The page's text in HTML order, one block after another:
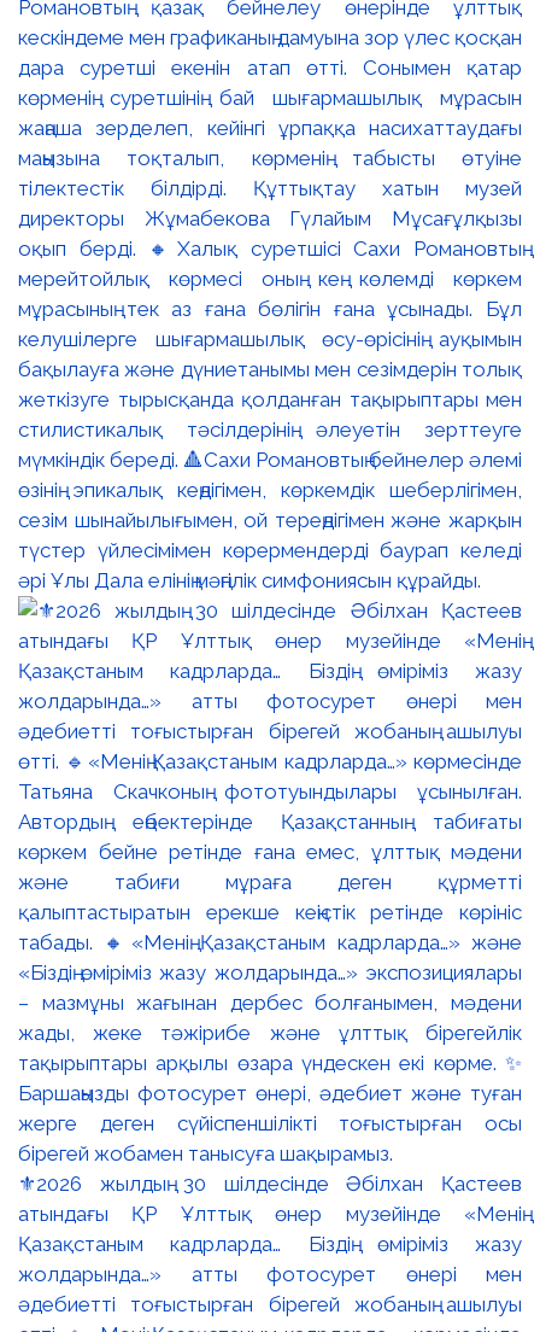
Романовтың қазақ бейнелеу өнерінде ұлттық
кескіндеме мен графиканың дамуына зор үлес қосқан
дара суретші екенін атап өтті. Сонымен қатар
көрменің суретшінің бай шығармашылық мұрасын
жаңаша зерделеп, кейінгі ұрпаққа насихаттаудағы
маңызына тоқталып, көрменің табысты өтуіне
тілектестік білдірді. Құттықтау хатын музей
директоры Жұмабекова Гүлайым Мұсағұлқызы
оқып берді. 🔸Халық суретшісі Сахи Романовтың
мерейтойлық көрмесі оның кең көлемді көркем
мұрасының тек аз ғана бөлігін ғана ұсынады. Бұл
келушілерге шығармашылық өсу-өрісінің ауқымын
бақылауға және дүниетанымы мен сезімдерін толық
жеткізуге тырысқанда қолданған тақырыптары мен
стилистикалық тәсілдерінің әлеуетін зерттеуге
мүмкіндік береді. 🔺Сахи Романовтың бейнелер әлемі
өзінің эпикалық кеңдігімен, көркемдік шеберлігімен,
сезім шынайылығымен, ой тереңдігімен және жарқын
түстер үйлесімімен көрермендерді баурап келеді
әрі Ұлы Дала елінің мәңгілік симфониясын құрайды.
⚜️2026 жылдың 30 шілдесінде Әбілхан Қастеев
атындағы ҚР Ұлттық өнер музейінде «Менің
Қазақстаным кадрларда… Біздің өміріміз жазу
жолдарында…» атты фотосурет өнері мен
әдебиетті тоғыстырған бірегей жобаның ашылуы